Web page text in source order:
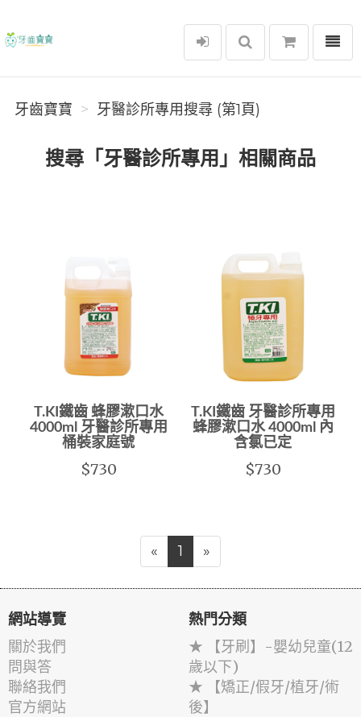
牙齒寶寶
選單
牙齒寶寶 牙醫診所專用搜尋 (第1頁)
搜尋「牙醫診所專用」相關商品
T.KI鐵齒 蜂膠漱口水
4000ml 牙醫診所專用
桶裝家庭號
$730
T.KI鐵齒 牙醫診所專用
蜂膠漱口水 4000ml 內
含氯已定
$730
« 1 »
網站導覽
關於我們
問與答
聯絡我們
官方網站
熱門分類
★ 【牙刷】-嬰幼兒童(12
歲以下)
★ 【矯正/假牙/植牙/術
後】